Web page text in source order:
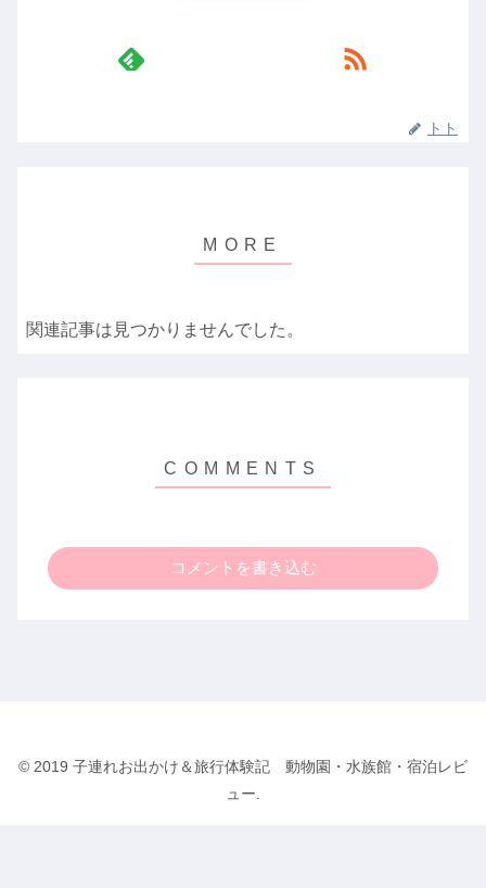
トト
関連記事は見つかりませんでした。
コメントを書き込む
© 2019 子連れお出かけ＆旅行体験記 動物園・水族館・宿泊レビ
ュー.